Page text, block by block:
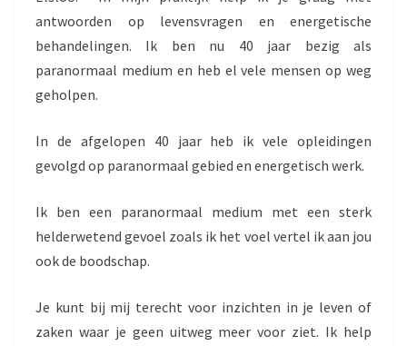
antwoorden op levensvragen en energetische
behandelingen. Ik ben nu 40 jaar bezig als
paranormaal medium en heb el vele mensen op weg
geholpen.
In de afgelopen 40 jaar heb ik vele opleidingen
gevolgd op paranormaal gebied en energetisch werk.
Ik ben een paranormaal medium met een sterk
helderwetend gevoel zoals ik het voel vertel ik aan jou
ook de boodschap.
Je kunt bij mij terecht voor inzichten in je leven of
zaken waar je geen uitweg meer voor ziet. Ik help